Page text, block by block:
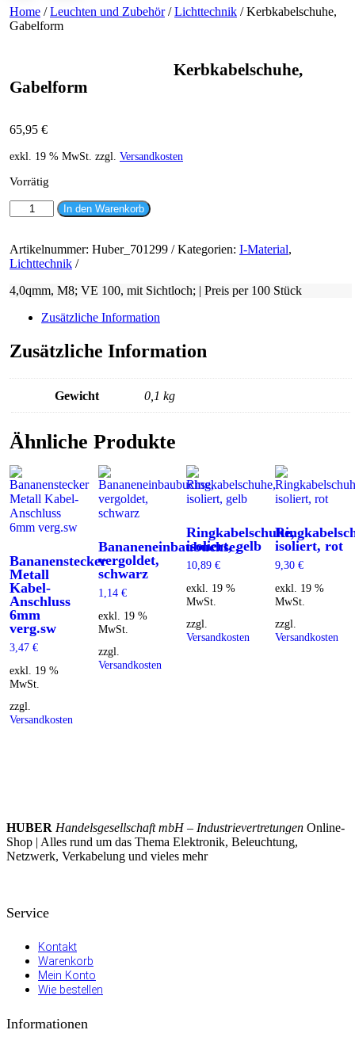
Home /Leuchten und Zubehör/Lichttechnik / Kerbkabelschuhe,
Gabelform
Kerbkabelschuhe,
Gabelform
65,95 €
exkl. 19 % MwSt. zzgl. Versandkosten
Vorrätig
Kerbkabelschuhe,
Gabelform
In den Warenkorb
Artikelnummer: Huber_701299 Kategorien: I-Material,
Lichttechnik
4,0qmm, M8; VE 100, mit Sichtloch; | Preis per 100 Stück
Zusätzliche Information
Zusätzliche Information
Gewicht 0,1 kg
Ähnliche Produkte
Bananenstecker
Metall
Kabel-
Anschluss
6mm
verg.sw
3,47 €
exkl. 19 %
MwSt.
zzgl.
Versandkosten
Bananeneinbaubuchse,
vergoldet,
schwarz
1,14 €
exkl. 19 %
MwSt.
zzgl.
Versandkosten
Ringkabelschuhe,
isoliert, gelb
10,89€
exkl. 19 %
MwSt.
zzgl.
Versandkosten
isoliert, rot
9,30 €
exkl. 19 %
MwSt.
zzgl.
Versandkosten
HUBER Handelsgesellschaft mbH – Industrievertretungen Online-
Shop | Alles rund um das Thema Elektronik, Beleuchtung,
Netzwerk, Verkabelung und vieles mehr
Service
Kontakt
Warenkorb
Mein Konto
Wie bestellen
Informationen